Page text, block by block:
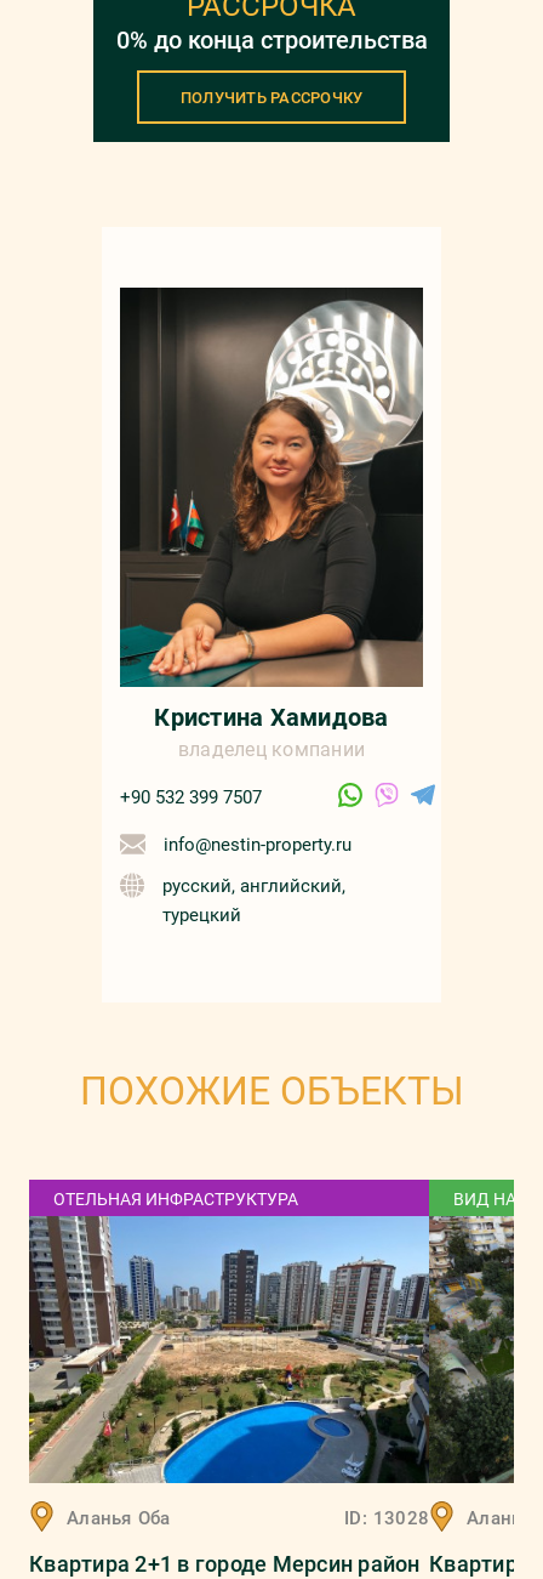
0% до конца строительства
ПОЛУЧИТЬ РАССРОЧКУ
Кристина Хамидова
владелец компании
+90 532 399 7507
info@nestin-property.ru
русский, английский,
турецкий
ПОХОЖИЕ ОБЪЕКТЫ
ОТЕЛЬНАЯ ИНФРАСТРУКТУРА
Аланья Оба ID: 13028
Квартира 2+1 в городе Мерсин район
ВИД НА
Аланья
Квартира